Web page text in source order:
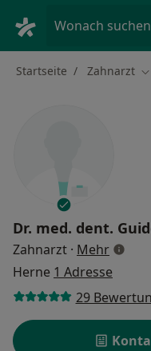
Wonach
Startseite Zahnarzt
Dr. med. dent.
Zahnarzt · Mehrüber
Herne 1 Adresse
29